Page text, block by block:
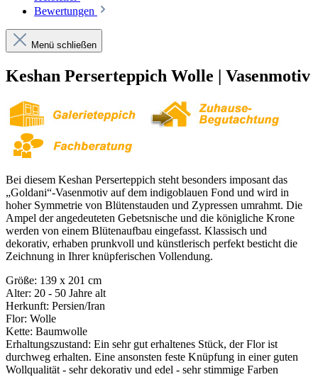
Bewertungen
Menü schließen
Keshan Perserteppich Wolle | Vasenmotiv
Bei diesem Keshan Perserteppich steht besonders imposant das
„Goldani“-Vasenmotiv auf dem indigoblauen Fond und wird in
hoher Symmetrie von Blütenstauden und Zypressen umrahmt. Die
Ampel der angedeuteten Gebetsnische und die königliche Krone
werden von einem Blütenaufbau eingefasst. Klassisch und
dekorativ, erhaben prunkvoll und künstlerisch perfekt besticht die
Zeichnung in Ihrer knüpferischen Vollendung.
Größe: 139 x 201 cm
Alter: 20 - 50 Jahre alt
Herkunft: Persien/Iran
Flor: Wolle
Kette: Baumwolle
Erhaltungszustand: Ein sehr gut erhaltenes Stück, der Flor ist
durchweg erhalten. Eine ansonsten feste Knüpfung in einer guten
Wollqualität - sehr dekorativ und edel - sehr stimmige Farben